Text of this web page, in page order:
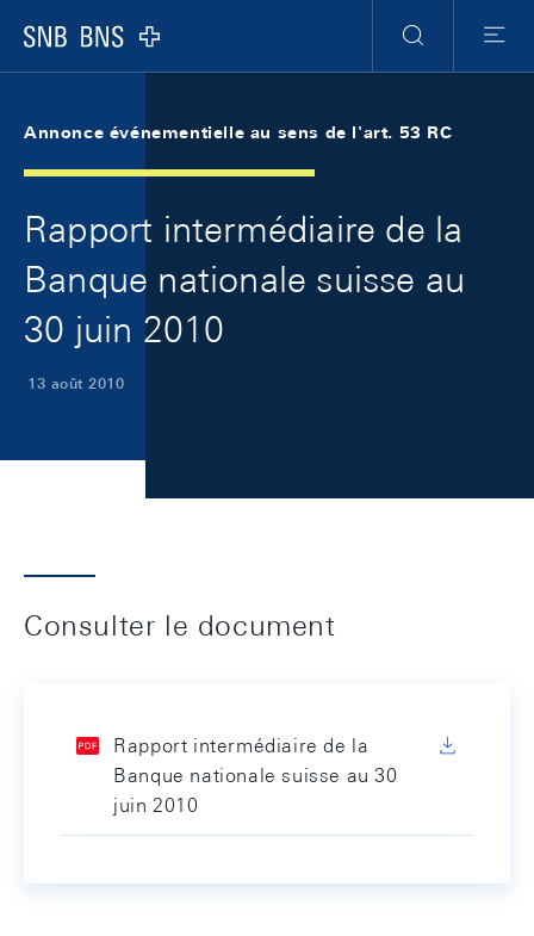
Logo
RechercheMenu
Annonce événementielle au sens de l'art. 53 RC
Rapport intermédiaire de la
Banque nationale suisse au
30 juin 2010
13 août 2010
Consulter le document
Rapport intermédiaire de la
Banque nationale suisse au 30
juin 2010